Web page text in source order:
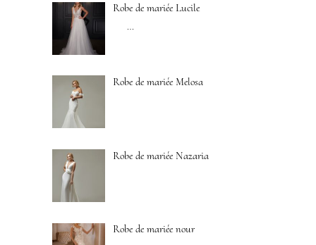
Robe de mariée Lucile
…
Robe de mariée Melosa
Robe de mariée Nazaria
Robe de mariée nour